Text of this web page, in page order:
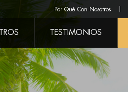
Por Qué Con Nosotros
TESTIMONIOS